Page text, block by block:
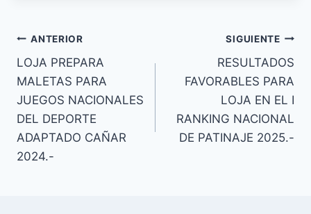
ANTERIOR
LOJA PREPARA
MALETAS PARA
JUEGOS NACIONALES
DEL DEPORTE
ADAPTADO CAÑAR
2024.-
SIGUIENTE
RESULTADOS
FAVORABLES PARA
LOJA EN EL I
RANKING NACIONAL
DE PATINAJE 2025.-